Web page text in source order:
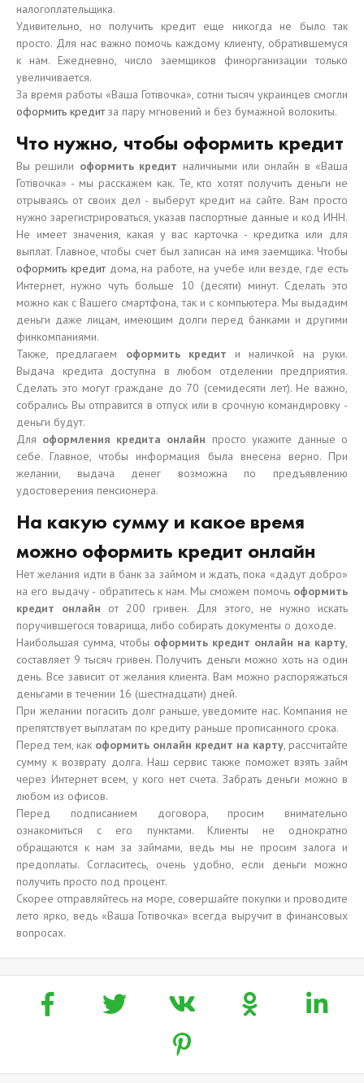
налогоплательщика.
Удивительно, но получить кредит еще никогда не было так
просто. Для нас важно помочь каждому клиенту, обратившемуся
к нам. Ежедневно, число заемщиков финорганизации только
увеличивается.
За время работы «Ваша Готівочка», сотни тысяч украинцев смогли
оформить кредитза пару мгновений и без бумажной волокиты.
Что нужно, чтобы оформить кредит
Вы решили оформить кредит наличными или онлайн в «Ваша
Готівочка» - мы расскажем как. Те, кто хотят получить деньги не
отрываясь от своих дел - выберут кредит на сайте. Вам просто
нужно зарегистрироваться, указав паспортные данные и код ИНН.
Не имеет значения, какая у вас карточка - кредитка или для
выплат. Главное, чтобы счет был записан на имя заемщика. Чтобы
оформить кредитдома, на работе, на учебе или везде, где есть
Интернет, нужно чуть больше 10 (десяти) минут. Сделать это
можно как с Вашего смартфона, так и с компьютера. Мы выдадим
деньги даже лицам, имеющим долги перед банками и другими
финкомпаниями.
Также, предлагаем оформить кредит и наличкой на руки.
Выдача кредита доступна в любом отделении предприятия.
Сделать это могут граждане до 70 (семидесяти лет). Не важно,
собрались Вы отправится в отпуск или в срочную командировку -
деньги будут.
Для оформления кредита онлайн просто укажите данные о
себе. Главное, чтобы информация была внесена верно. При
желании, выдача денег возможна по предъявлению
удостоверения пенсионера.
На какую сумму и какое время
можно оформить кредит онлайн
Нет желания идти в банк за займом и ждать, пока «дадут добро»
на его выдачу - обратитесь к нам. Мы сможем помочь оформить
кредит онлайн от 200 гривен. Для этого, не нужно искать
поручившегося товарища, либо собирать документы о доходе.
Наибольшая сумма, чтобы оформить кредит онлайн на карту,
составляет 9 тысяч гривен. Получить деньги можно хоть на один
день. Все зависит от желания клиента. Вам можно распоряжаться
деньгами в течении 16 (шестнадцати) дней.
При желании погасить долг раньше, уведомите нас. Компания не
препятствует выплатам по кредиту раньше прописанного срока.
Перед тем, как оформить онлайн кредит на карту, рассчитайте
сумму к возврату долга. Наш сервис также поможет взять займ
через Интернет всем, у кого нет счета. Забрать деньги можно в
любом из офисов.
Перед подписанием договора, просим внимательно
ознакомиться с его пунктами. Клиенты не однократно
обращаются к нам за займами, ведь мы не просим залога и
предоплаты. Согласитесь, очень удобно, если деньги можно
получить просто под процент.
Скорее отправляйтесь на море, совершайте покупки и проводите
лето ярко, ведь «Ваша Готівочка» всегда выручит в финансовых
вопросах.